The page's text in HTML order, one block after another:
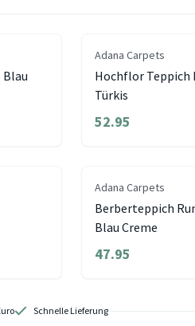
Adana Carpets
Hochflor Teppich
Türkis
52.95
Adana Carpets
Berberteppich
Blau Creme
47.95
Schnelle Lieferung